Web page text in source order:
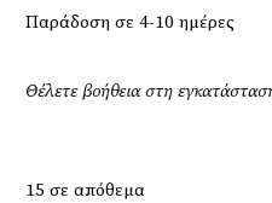
Παράδοση σε 4-10 ημέρες
Θέλετε βοήθεια στη
15 σε απόθεμα